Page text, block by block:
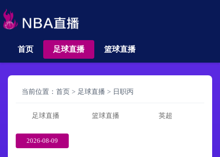
首页 足球直播 篮球直播
当前位置： 首页 > 足球直播 > 日职丙
足球直播 篮球直播 英超
2026-08-09